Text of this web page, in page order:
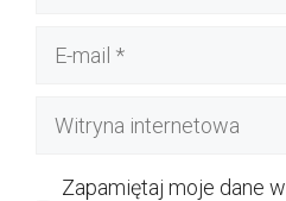
Witryna
Zapamiętaj moje dane